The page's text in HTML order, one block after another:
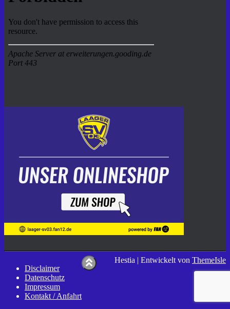
Disclaimer
Datenschutz
Impressum
Kontakt / Anfahrt
Hestia | Entwickelt von ThemeIsle